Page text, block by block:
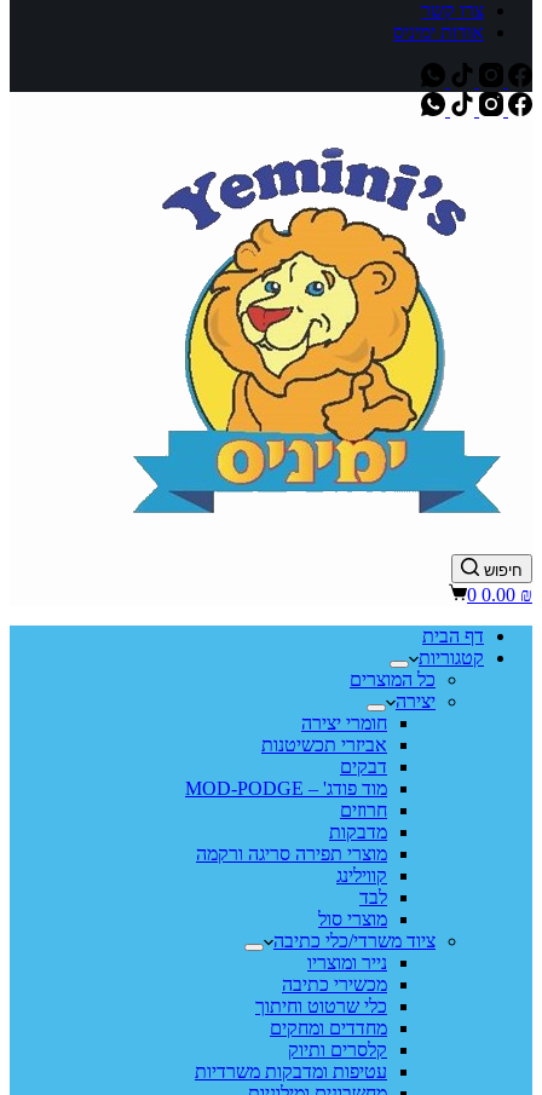
צרו קשר
אודות ימיניס
חיפוש
Shopping
0.00 ₪
0
דף הבית
קטגוריות
כל המוצרים
יצירה
חומרי יצירה
אביזרי תכשיטנות
דבקים
מוד פודג' – MOD-PODGE
חרוזים
מדבקות
מוצרי תפירה סריגה ורקמה
קווילינג
לבד
מוצרי סול
ציוד משרדי/כלי כתיבה
נייר ומוצריו
מכשירי כתיבה
כלי שרטוט וחיתוך
מחדדים ומחקים
קלסרים ותיוק
עטיפות ומדבקות משרדיות